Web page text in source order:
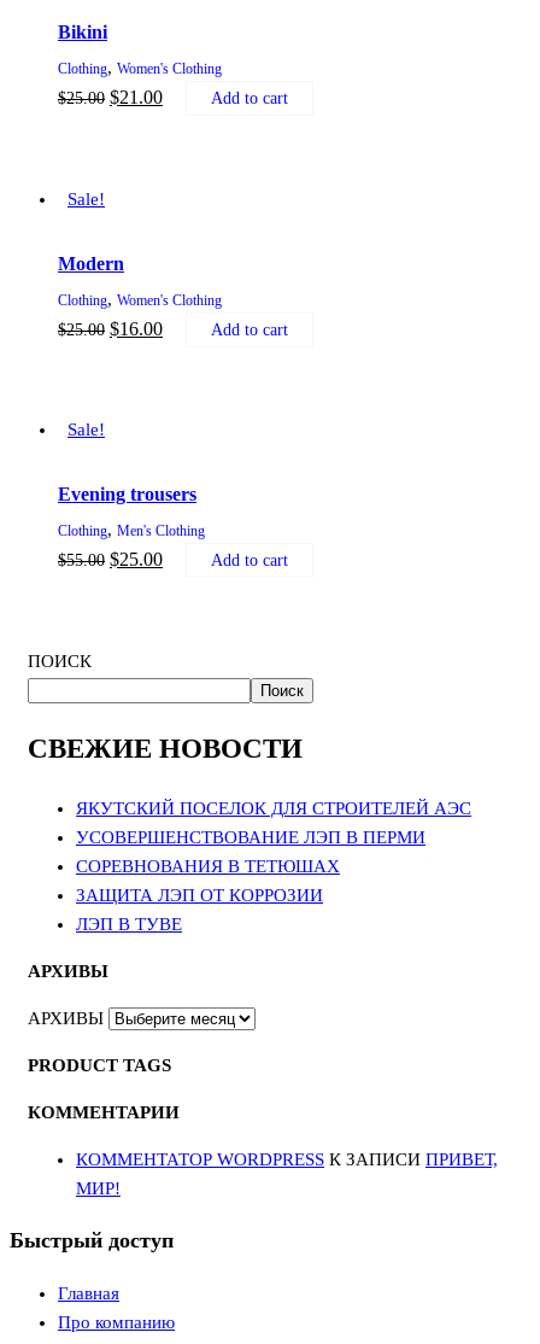
Bikini
Clothing, Women's Clothing
$25.00 $21.00 Add to cart
Sale!
Modern
Clothing, Women's Clothing
$25.00 $16.00 Add to cart
Sale!
Evening trousers
Clothing, Men's Clothing
$55.00 $25.00 Add to cart
ПОИСК
Поиск
СВЕЖИЕ НОВОСТИ
ЯКУТСКИЙ ПОСЕЛОК ДЛЯ СТРОИТЕЛЕЙ АЭС
УСОВЕРШЕНСТВОВАНИЕ ЛЭП В ПЕРМИ
СОРЕВНОВАНИЯ В ТЕТЮШАХ
ЗАЩИТА ЛЭП ОТ КОРРОЗИИ
ЛЭП В ТУВЕ
АРХИВЫ
АРХИВЫ
PRODUCT TAGS
КОММЕНТАРИИ
КОММЕНТАТОР WORDPRESS К ЗАПИСИ ПРИВЕТ,
МИР!
Быстрый доступ
Главная
Про компанию